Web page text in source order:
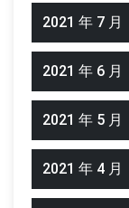
2021 年 7 月
2021 年 6 月
2021 年 5 月
2021 年 4 月